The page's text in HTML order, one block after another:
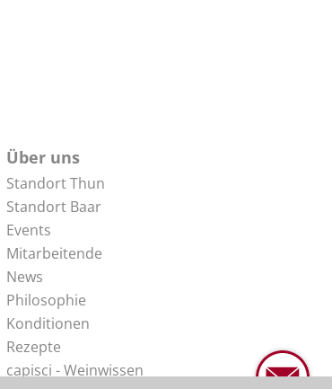
Über uns
Standort Thun
Standort Baar
Events
Mitarbeitende
News
Philosophie
Konditionen
Rezepte
capisci - Weinwissen